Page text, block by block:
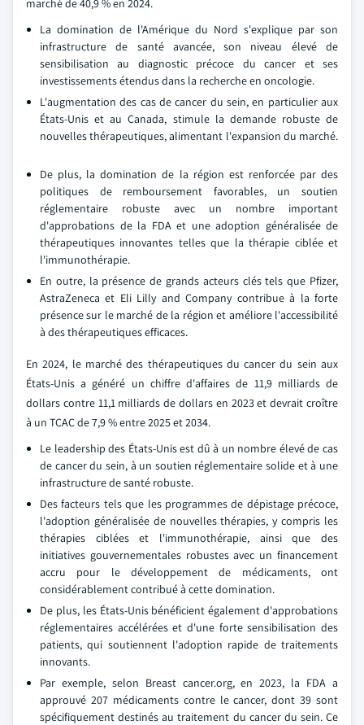
marché de 40,9 % en 2024.
La domination de l'Amérique du Nord s'explique par son
infrastructure de santé avancée, son niveau élevé de
sensibilisation au diagnostic précoce du cancer et ses
investissements étendus dans la recherche en oncologie.
L'augmentation des cas de cancer du sein, en particulier aux
États-Unis et au Canada, stimule la demande robuste de
nouvelles thérapeutiques, alimentant l'expansion du marché.
De plus, la domination de la région est renforcée par des
politiques de remboursement favorables, un soutien
réglementaire robuste avec un nombre important
d'approbations de la FDA et une adoption généralisée de
thérapeutiques innovantes telles que la thérapie ciblée et
l'immunothérapie.
En outre, la présence de grands acteurs clés tels que Pfizer,
AstraZeneca et Eli Lilly and Company contribue à la forte
présence sur le marché de la région et améliore l'accessibilité
à des thérapeutiques efficaces.
En 2024, le marché des thérapeutiques du cancer du sein aux
États-Unis a généré un chiffre d'affaires de 11,9 milliards de
dollars contre 11,1 milliards de dollars en 2023 et devrait croître
à un TCAC de 7,9 % entre 2025 et 2034.
Le leadership des États-Unis est dû à un nombre élevé de cas
de cancer du sein, à un soutien réglementaire solide et à une
infrastructure de santé robuste.
Des facteurs tels que les programmes de dépistage précoce,
l'adoption généralisée de nouvelles thérapies, y compris les
thérapies ciblées et l'immunothérapie, ainsi que des
initiatives gouvernementales robustes avec un financement
accru pour le développement de médicaments, ont
considérablement contribué à cette domination.
De plus, les États-Unis bénéficient également d'approbations
réglementaires accélérées et d'une forte sensibilisation des
patients, qui soutiennent l'adoption rapide de traitements
innovants.
Par exemple, selon Breast cancer.org, en 2023, la FDA a
approuvé 207 médicaments contre le cancer, dont 39 sont
spécifiquement destinés au traitement du cancer du sein. Ce